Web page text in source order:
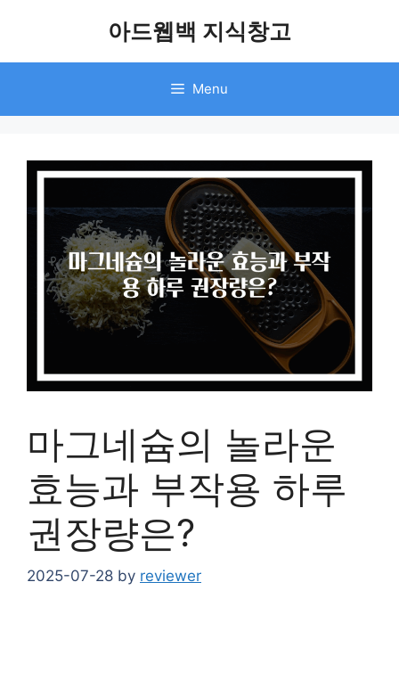
아드웹백 지식창고
Menu
마그네슘의 놀라운
효능과 부작용 하루
권장량은?
2025-07-28 by reviewer